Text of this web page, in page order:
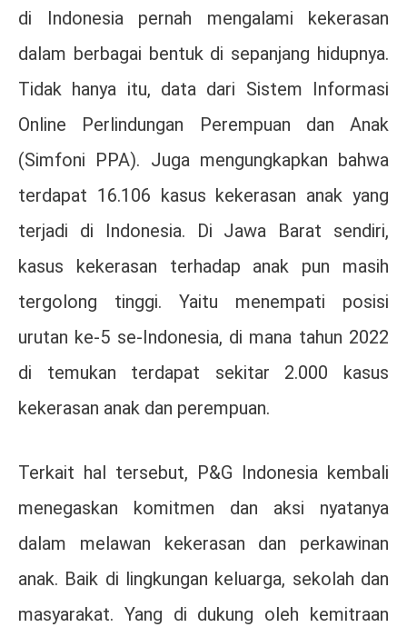
di Indonesia pernah mengalami kekerasan
dalam berbagai bentuk di sepanjang hidupnya.
Tidak hanya itu, data dari Sistem Informasi
Online Perlindungan Perempuan dan Anak
(Simfoni PPA). Juga mengungkapkan bahwa
terdapat 16.106 kasus kekerasan anak yang
terjadi di Indonesia. Di Jawa Barat sendiri,
kasus kekerasan terhadap anak pun masih
tergolong tinggi. Yaitu menempati posisi
urutan ke-5 se-Indonesia, di mana tahun 2022
di temukan terdapat sekitar 2.000 kasus
kekerasan anak dan perempuan.
Terkait hal tersebut, P&G Indonesia kembali
menegaskan komitmen dan aksi nyatanya
dalam melawan kekerasan dan perkawinan
anak. Baik di lingkungan keluarga, sekolah dan
masyarakat. Yang di dukung oleh kemitraan